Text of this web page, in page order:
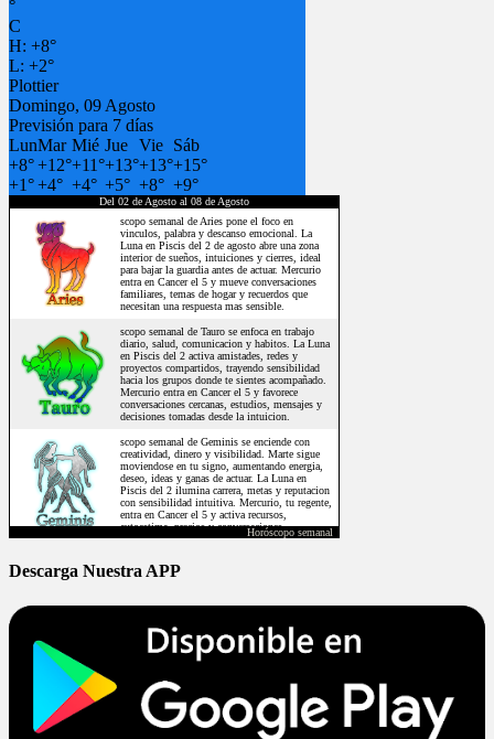
°
C
H: +8°
L: +2°
Plottier
Domingo, 09 Agosto
Previsión para 7 días
LunMar Mié Jue Vie Sáb
+8°+12°+11°+13°+13°+15°
+1°+4° +4° +5° +8° +9°
Horóscopo semanal
Descarga Nuestra APP